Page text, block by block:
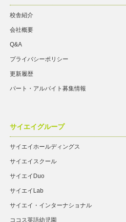
校舎紹介
会社概要
Q&A
プライバシーポリシー
更新履歴
パート・アルバイト募集情報
サイエイグループ
サイエイホールディングス
サイエイスクール
サイエイDuo
サイエイLab
サイエイ・インターナショナル
ココス英語幼児園